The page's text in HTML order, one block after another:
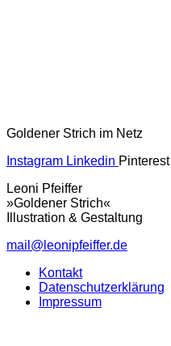
Goldener Strich im Netz
Instagram Linkedin Pinterest
Leoni Pfeiffer
»Goldener Strich«
Illustration & Gestaltung
mail@leonipfeiffer.de
Kontakt
Datenschutzerklärung
Impressum